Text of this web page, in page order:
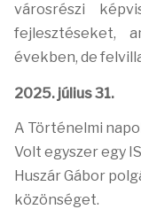
városrészi
fejlesztéseket,
években, de
2025. július 31.
A Történelmi
Volt egyszer egy
Huszár Gábor
közönséget.